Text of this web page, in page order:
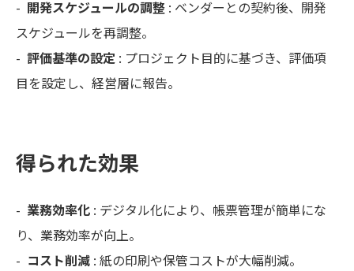
- 開発スケジュールの調整 : ベンダーとの契約後、開発
スケジュールを再調整。
- 評価基準の設定 : プロジェクト目的に基づき、評価項
目を設定し、経営層に報告。
得られた効果
- 業務効率化 : デジタル化により、帳票管理が簡単にな
り、業務効率が向上。
- コスト削減 : 紙の印刷や保管コストが大幅削減。